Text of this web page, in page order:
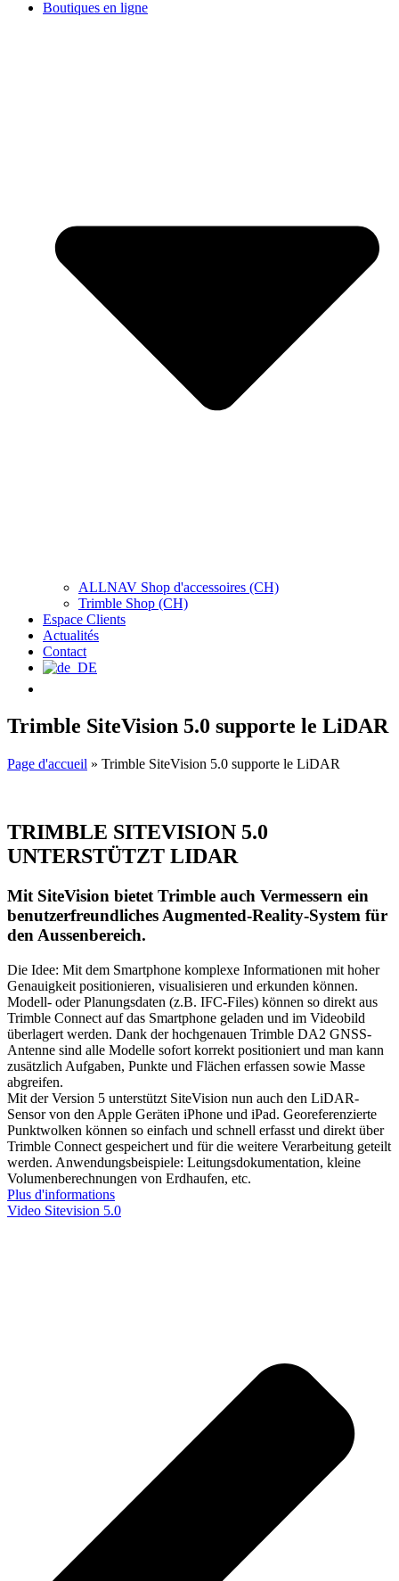
Boutiques en ligne
ALLNAV Shop d'accessoires (CH)
Trimble Shop (CH)
Espace Clients
Actualités
Contact
Trimble SiteVision 5.0 supporte le LiDAR
Page d'accueil » Trimble SiteVision 5.0 supporte le LiDAR
TRIMBLE SITEVISION 5.0
UNTERSTÜTZT LIDAR
Mit SiteVision bietet Trimble auch Vermessern ein
benutzerfreundliches Augmented-Reality-System für
den Aussenbereich.
Die Idee: Mit dem Smartphone komplexe Informationen mit hoher
Genauigkeit positionieren, visualisieren und erkunden können.
Modell- oder Planungsdaten (z.B. IFC-Files) können so direkt aus
Trimble Connect auf das Smartphone geladen und im Videobild
überlagert werden. Dank der hochgenauen Trimble DA2 GNSS-
Antenne sind alle Modelle sofort korrekt positioniert und man kann
zusätzlich Aufgaben, Punkte und Flächen erfassen sowie Masse
abgreifen.
Mit der Version 5 unterstützt SiteVision nun auch den LiDAR-
Sensor von den Apple Geräten iPhone und iPad. Georeferenzierte
Punktwolken können so einfach und schnell erfasst und direkt über
Trimble Connect gespeichert und für die weitere Verarbeitung geteilt
werden. Anwendungsbeispiele: Leitungsdokumentation, kleine
Volumenberechnungen von Erdhaufen, etc.
Plus d'informations
Video Sitevision 5.0